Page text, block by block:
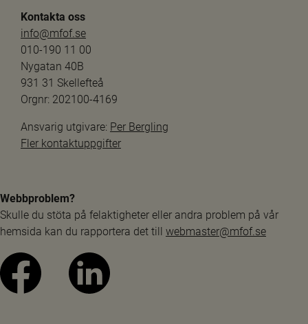
Kontakta oss
info@mfof.se
010-190 11 00
Nygatan 40B
931 31 Skellefteå
Orgnr: 202100-4169
Ansvarig utgivare: Per Bergling
Fler kontaktuppgifter
Webbproblem?
Skulle du stöta på felaktigheter eller andra problem på vår
hemsida kan du rapportera det till webmaster@mfof.se